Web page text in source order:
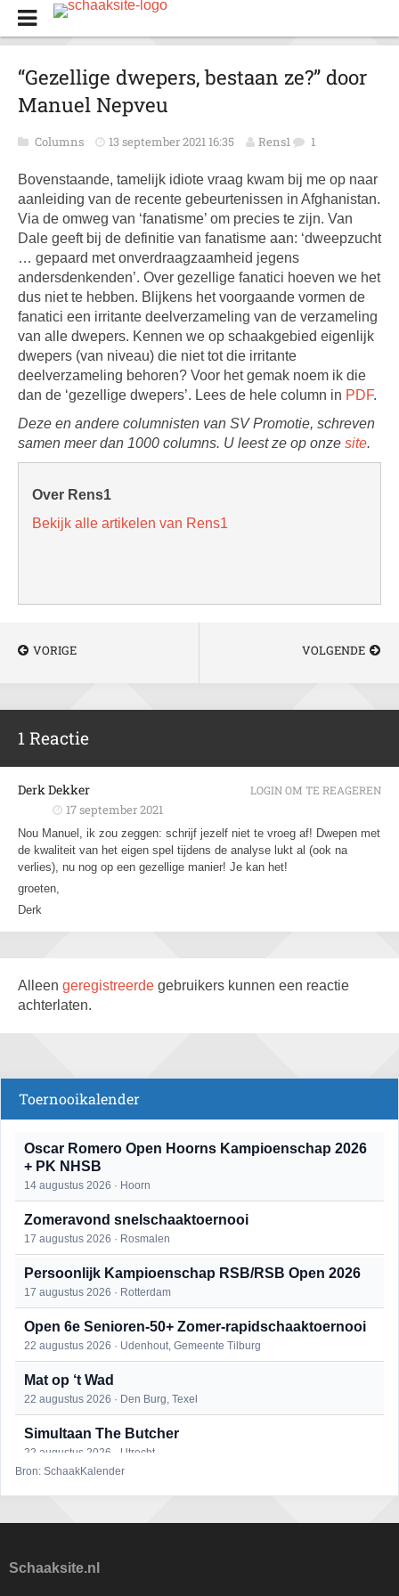
“Gezellige dwepers, bestaan ze?” door
Manuel Nepveu
Columns 13 september 2021 16:35 Rens1 1
Bovenstaande, tamelijk idiote vraag kwam bij me op naar
aanleiding van de recente gebeurtenissen in Afghanistan.
Via de omweg van ‘fanatisme’ om precies te zijn. Van
Dale geeft bij de definitie van fanatisme aan: ‘dweepzucht
… gepaard met onverdraagzaamheid jegens
andersdenkenden’. Over gezellige fanatici hoeven we het
dus niet te hebben. Blijkens het voorgaande vormen de
fanatici een irritante deelverzameling van de verzameling
van alle dwepers. Kennen we op schaakgebied eigenlijk
dwepers (van niveau) die niet tot die irritante
deelverzameling behoren? Voor het gemak noem ik die
dan de ‘gezellige dwepers’. Lees de hele column in PDF.
Deze en andere columnisten van SV Promotie, schreven
samen meer dan 1000 columns. U leest ze op onze site.
Over Rens1
Bekijk alle artikelen van Rens1
VORIGE VOLGENDE
1 Reactie
Derk Dekker
17 september 2021
Nou Manuel, ik zou zeggen: schrijf jezelf niet te vroeg af! Dwepen met
de kwaliteit van het eigen spel tijdens de analyse lukt al (ook na
verlies), nu nog op een gezellige manier! Je kan het!
groeten,
Derk
LOGIN OM TE REAGEREN
Alleen geregistreerde gebruikers kunnen een reactie
achterlaten.
Toernooikalender
Oscar Romero Open Hoorns Kampioenschap 2026
+ PK NHSB
14 augustus 2026 · Hoorn
Zomeravond snelschaaktoernooi
17 augustus 2026 · Rosmalen
Persoonlijk Kampioenschap RSB/RSB Open 2026
17 augustus 2026 · Rotterdam
Open 6e Senioren-50+ Zomer-rapidschaaktoernooi
22 augustus 2026 · Udenhout, Gemeente Tilburg
Mat op ‘t Wad
22 augustus 2026 · Den Burg, Texel
Simultaan The Butcher
22 augustus 2026 · Utrecht
25 augustus 2026 · Bunschoten-Spakenburg
Bron: SchaakKalender
Schaaksite.nl